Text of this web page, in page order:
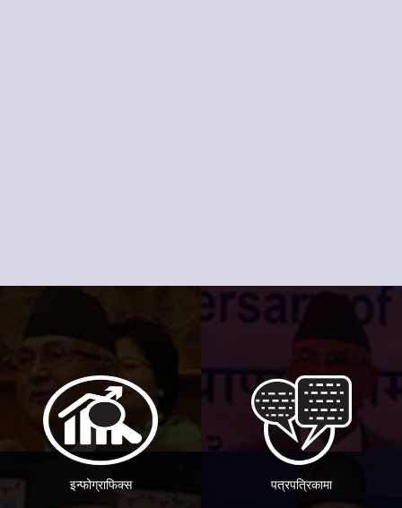
इन्फोग्राफिक्स पत्रपत्रिकामा